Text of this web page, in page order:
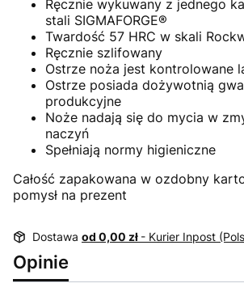
Ręcznie wykuwany z jednego
stali SIGMAFORGE®
Twardość 57 HRC w skali
Ręcznie szlifowany
Ostrze noża jest kontrolowane
Ostrze posiada dożywotnią
produkcyjne
Noże nadają się do mycia w
naczyń
Spełniają normy higieniczne
Całość zapakowana w ozdobny
pomysł na prezent
Dostawa od 0,00 zł - Kurier Inpost
Opinie